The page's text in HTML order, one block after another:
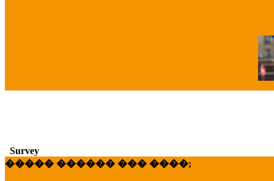
Survey
����� ������ ��� ����;